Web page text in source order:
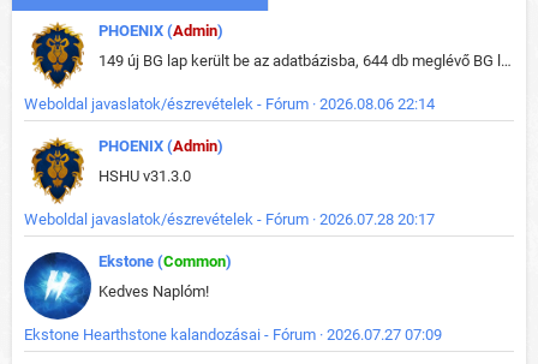
PHOENIX (Admin)
149 új BG lap került be az adatbázisba, 644 db meglévő BG lap módosult, bekerültek az új képek a megváltozott lapokhoz is.
Weboldal javaslatok/észrevételek - Fórum · 2026.08.06 22:14
PHOENIX (Admin)
HSHU v31.3.0
Weboldal javaslatok/észrevételek - Fórum · 2026.07.28 20:17
Ekstone (Common)
Kedves Naplóm!
Ekstone Hearthstone kalandozásai - Fórum · 2026.07.27 07:09